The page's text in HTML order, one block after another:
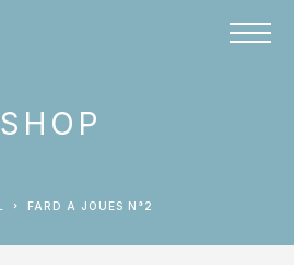
SHOP
FARD A JOUES N°2